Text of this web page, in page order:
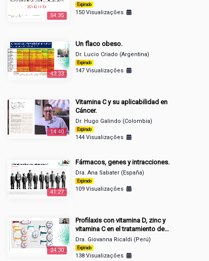
54:35
Expirado
150 Visualizações
43:33
Un flaco obeso.
Dr. Lucio Criado (Argentina)
Expirado
147 Visualizações
14:40
Vitamina C y su aplicabilidad en
Cáncer.
Dr. Hugo Galindo (Colombia)
Expirado
144 Visualizações
41:27
Fármacos, genes y intracciones.
Dra. Ana Sabater (España)
Expirado
109 Visualizações
24:30
Profilaxis con vitamina D, zinc y
vitamina C en el tratamiento de
infecciones virales y respuesta
inmune.
Dra. Giovanna Ricaldi (Perú)
Expirado
138 Visualizações